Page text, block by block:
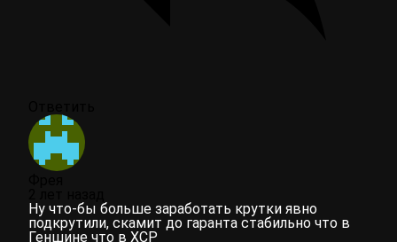
Ну что-бы больше заработать крутки явно
подкрутили, скамит до гаранта стабильно что в
Геншине что в ХСР